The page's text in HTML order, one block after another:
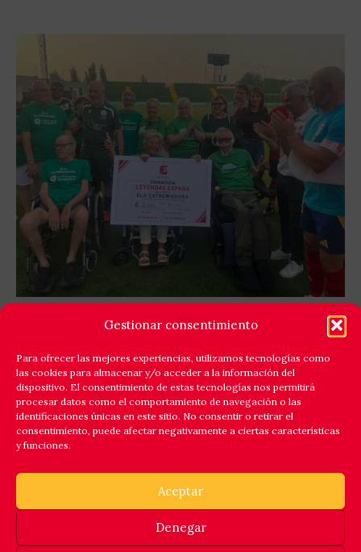
Gestionar consentimiento
Para ofrecer las mejores experiencias, utilizamos tecnologías como
las cookies para almacenar y/o acceder a la información del
dispositivo. El consentimiento de estas tecnologías nos permitirá
procesar datos como el comportamiento de navegación o las
identificaciones únicas en este sitio. No consentir o retirar el
consentimiento, puede afectar negativamente a ciertas características
y funciones.
Aceptar
Denegar
GOLES X LA ELA: LEYENDAS ESPAÑA Y EQUIPO
SOLIDARIDAD
Cáceres respondió a la llamada de la solidaridad y
reunió en el estadio Príncipe Felipe a un amplio elenco
de
© 2025 ASOCIACION ESPAÑOLA DE FUTBOLISTAS INTERNACIONALES. INSCRITA EN EL REGISTRO NACIONAL DE ASOCIACIONES,